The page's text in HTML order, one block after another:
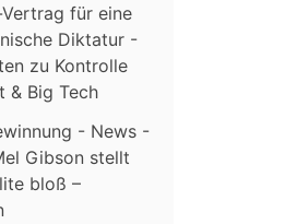
für eine
Diktatur -
zu Kontrolle
& Big Tech
- News -
Gibson stellt
bloß –